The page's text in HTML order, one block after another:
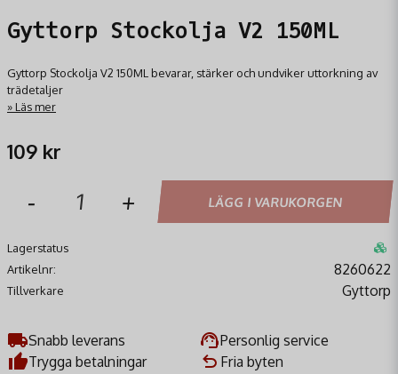
Gyttorp Stockolja V2 150ML
Gyttorp Stockolja V2 150ML bevarar, stärker och undviker uttorkning av
trädetaljer
Läs mer
109 kr
- + LÄGG I VARUKORGEN
Lagerstatus
Artikelnr:
8260622
Tillverkare Gyttorp
Snabb leverans
Personlig service
Trygga betalningar
Fria byten